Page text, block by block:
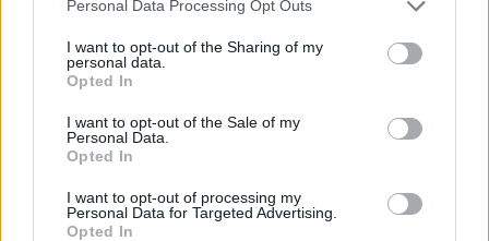
Personal Data Processing Opt Outs
I want to opt-out of the Sharing of my
personal data.
Opted In
I want to opt-out of the Sale of my
Personal Data.
Opted In
I want to opt-out of processing my
Personal Data for Targeted Advertising.
Opted In
Ατύχημα για τον Ιβάν Σβιτάιλο
ΧΤΕΣ
θάρρους